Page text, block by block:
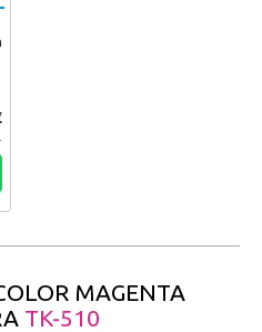
MAGENTA
TK-510